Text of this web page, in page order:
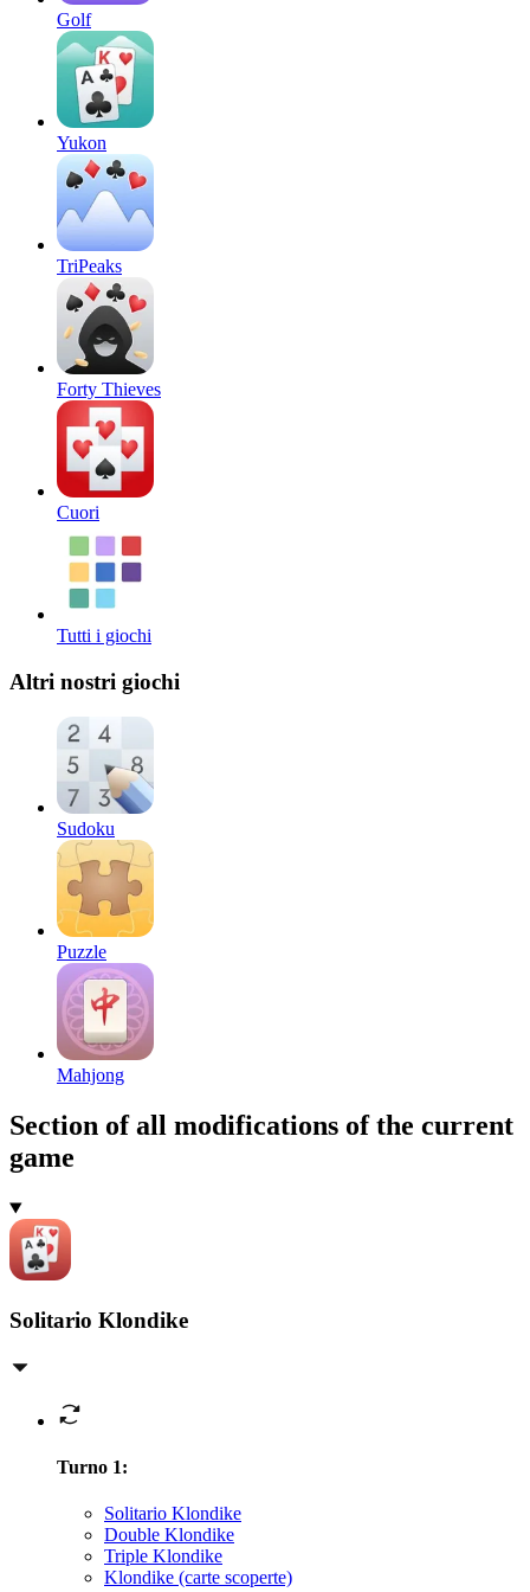
Golf
Yukon
TriPeaks
Forty Thieves
Cuori
Tutti i giochi
Altri nostri giochi
Sudoku
Puzzle
Mahjong
Section of all modifications of the current
game
Solitario Klondike
Turno 1:
Solitario Klondike
Double Klondike
Triple Klondike
Klondike (carte scoperte)